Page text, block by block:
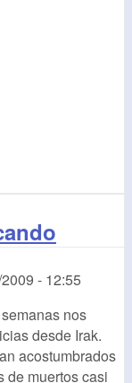
- 12:55
nos
desde Irak.
acostumbrados
de muertos casi